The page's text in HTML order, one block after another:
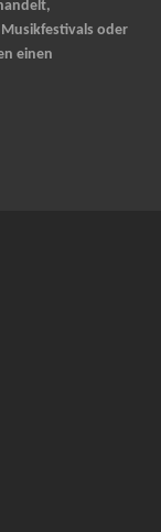
oder
einen